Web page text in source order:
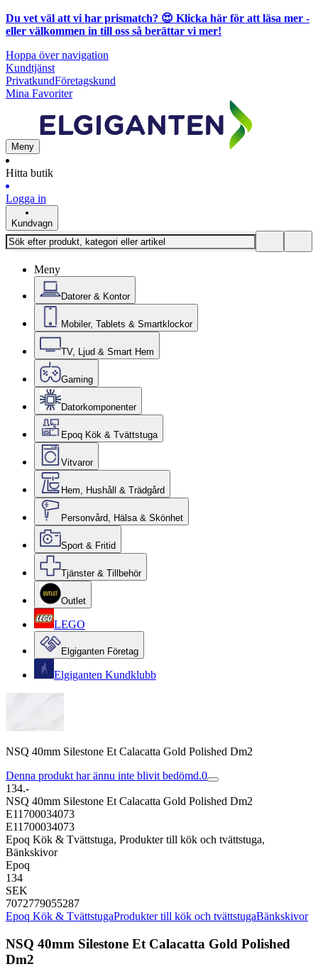
Du vet väl att vi har prismatch? 😍 Klicka här för att läsa mer -
eller välkommen in till oss så berättar vi mer!
Hoppa över navigation
Kundtjänst
PrivatkundFöretagskund
Mina Favoriter
Meny
Hitta butik
Logga in
Kundvagn
Meny
Datorer & Kontor
Mobiler, Tablets & Smartklockor
TV, Ljud & Smart Hem
Gaming
Datorkomponenter
Epoq Kök & Tvättstuga
Vitvaror
Hem, Hushåll & Trädgård
Personvård, Hälsa & Skönhet
Sport & Fritid
Tjänster & Tillbehör
Outlet
LEGO
Elgiganten Företag
Elgiganten Kundklubb
NSQ 40mm Silestone Et Calacatta Gold Polished Dm2
Denna produkt har ännu inte blivit bedömd.0
134.-
NSQ 40mm Silestone Et Calacatta Gold Polished Dm2
E11700034073
E11700034073
Epoq Kök & Tvättstuga, Produkter till kök och tvättstuga,
Bänkskivor
Epoq
134
SEK
7072779055287
Epoq Kök & TvättstugaProdukter till kök och tvättstugaBänkskivor
NSQ 40mm Silestone Et Calacatta Gold Polished
Dm2